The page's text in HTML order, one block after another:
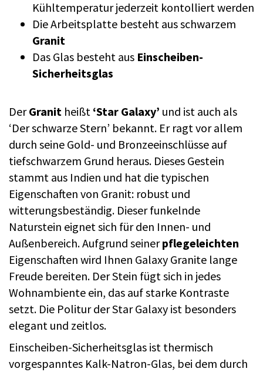
Kühltemperatur jederzeit kontolliert werden
Die Arbeitsplatte besteht aus schwarzem
Granit
Das Glas besteht aus Einscheiben-
Sicherheitsglas
DerGranit heißt ‘Star Galaxy’ und ist auch als
‘Der schwarze Stern’ bekannt. Er ragt vor allem
durch seine Gold- und Bronzeeinschlüsse auf
tiefschwarzem Grund heraus. Dieses Gestein
stammt aus Indien und hat die typischen
Eigenschaften von Granit: robust und
witterungsbeständig. Dieser funkelnde
Naturstein eignet sich für den Innen- und
Außenbereich. Aufgrund seinerpflegeleichten
Eigenschaften wird Ihnen Galaxy Granite lange
Freude bereiten. Der Stein fügt sich in jedes
Wohnambiente ein, das auf starke Kontraste
setzt. Die Politur der Star Galaxy ist besonders
elegant und zeitlos.
Einscheiben-Sicherheitsglas ist thermisch
vorgespanntes Kalk-Natron-Glas, bei dem durch